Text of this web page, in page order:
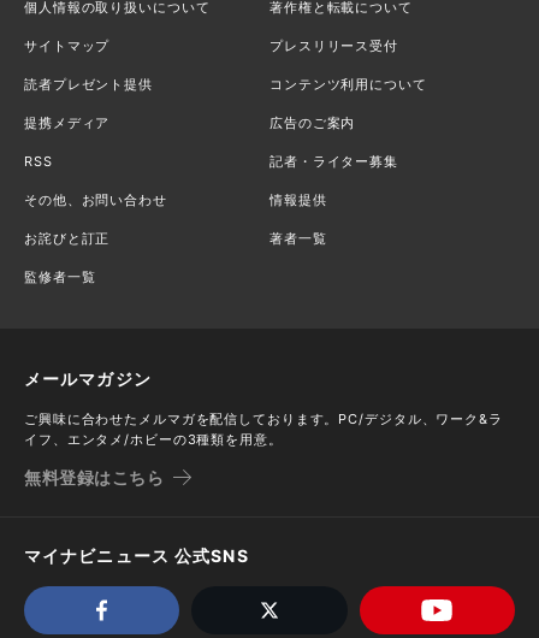
個人情報の取り扱いについて 著作権と転載について
サイトマップ プレスリリース受付
読者プレゼント提供 コンテンツ利用について
提携メディア 広告のご案内
RSS 記者・ライター募集
その他、お問い合わせ 情報提供
お詫びと訂正 著者一覧
監修者一覧
メールマガジン
ご興味に合わせたメルマガを配信しております。PC/デジタル、ワーク&ラ
イフ、エンタメ/ホビーの3種類を用意。
無料登録はこちら
マイナビニュース 公式SNS